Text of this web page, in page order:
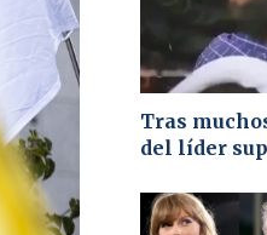
Tras
del líder